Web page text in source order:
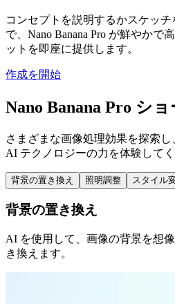
コンセプトを説明するかスケッ
で、Nano Banana Pro が鮮やかで
ットを即座に提供します。
作成を開始
Nano Banana Pro シ
さまざまな画像処理効果を探索
AI テクノロジーの力を体験してく
背景の置き換え 照明調整 スタイル
背景の置き換え
AI を使用して、画像の背景を想
き換えます。